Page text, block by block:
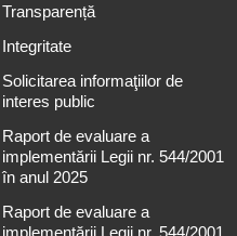
Transparență
Integritate
Solicitarea informaţiilor de
interes public
Raport de evaluare a
implementării Legii nr. 544/2001
în anul 2025
Raport de evaluare a
implementării Legii nr. 544/2001